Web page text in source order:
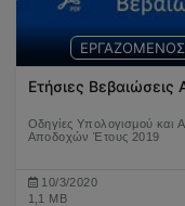
ΕΡΓΑΖΟΜΕΝΟΣ
Ετήσιες
Οδηγίες Υπολογισμού και
Αποδοχών Έτους 2019
10/3/2020
1,1 MB